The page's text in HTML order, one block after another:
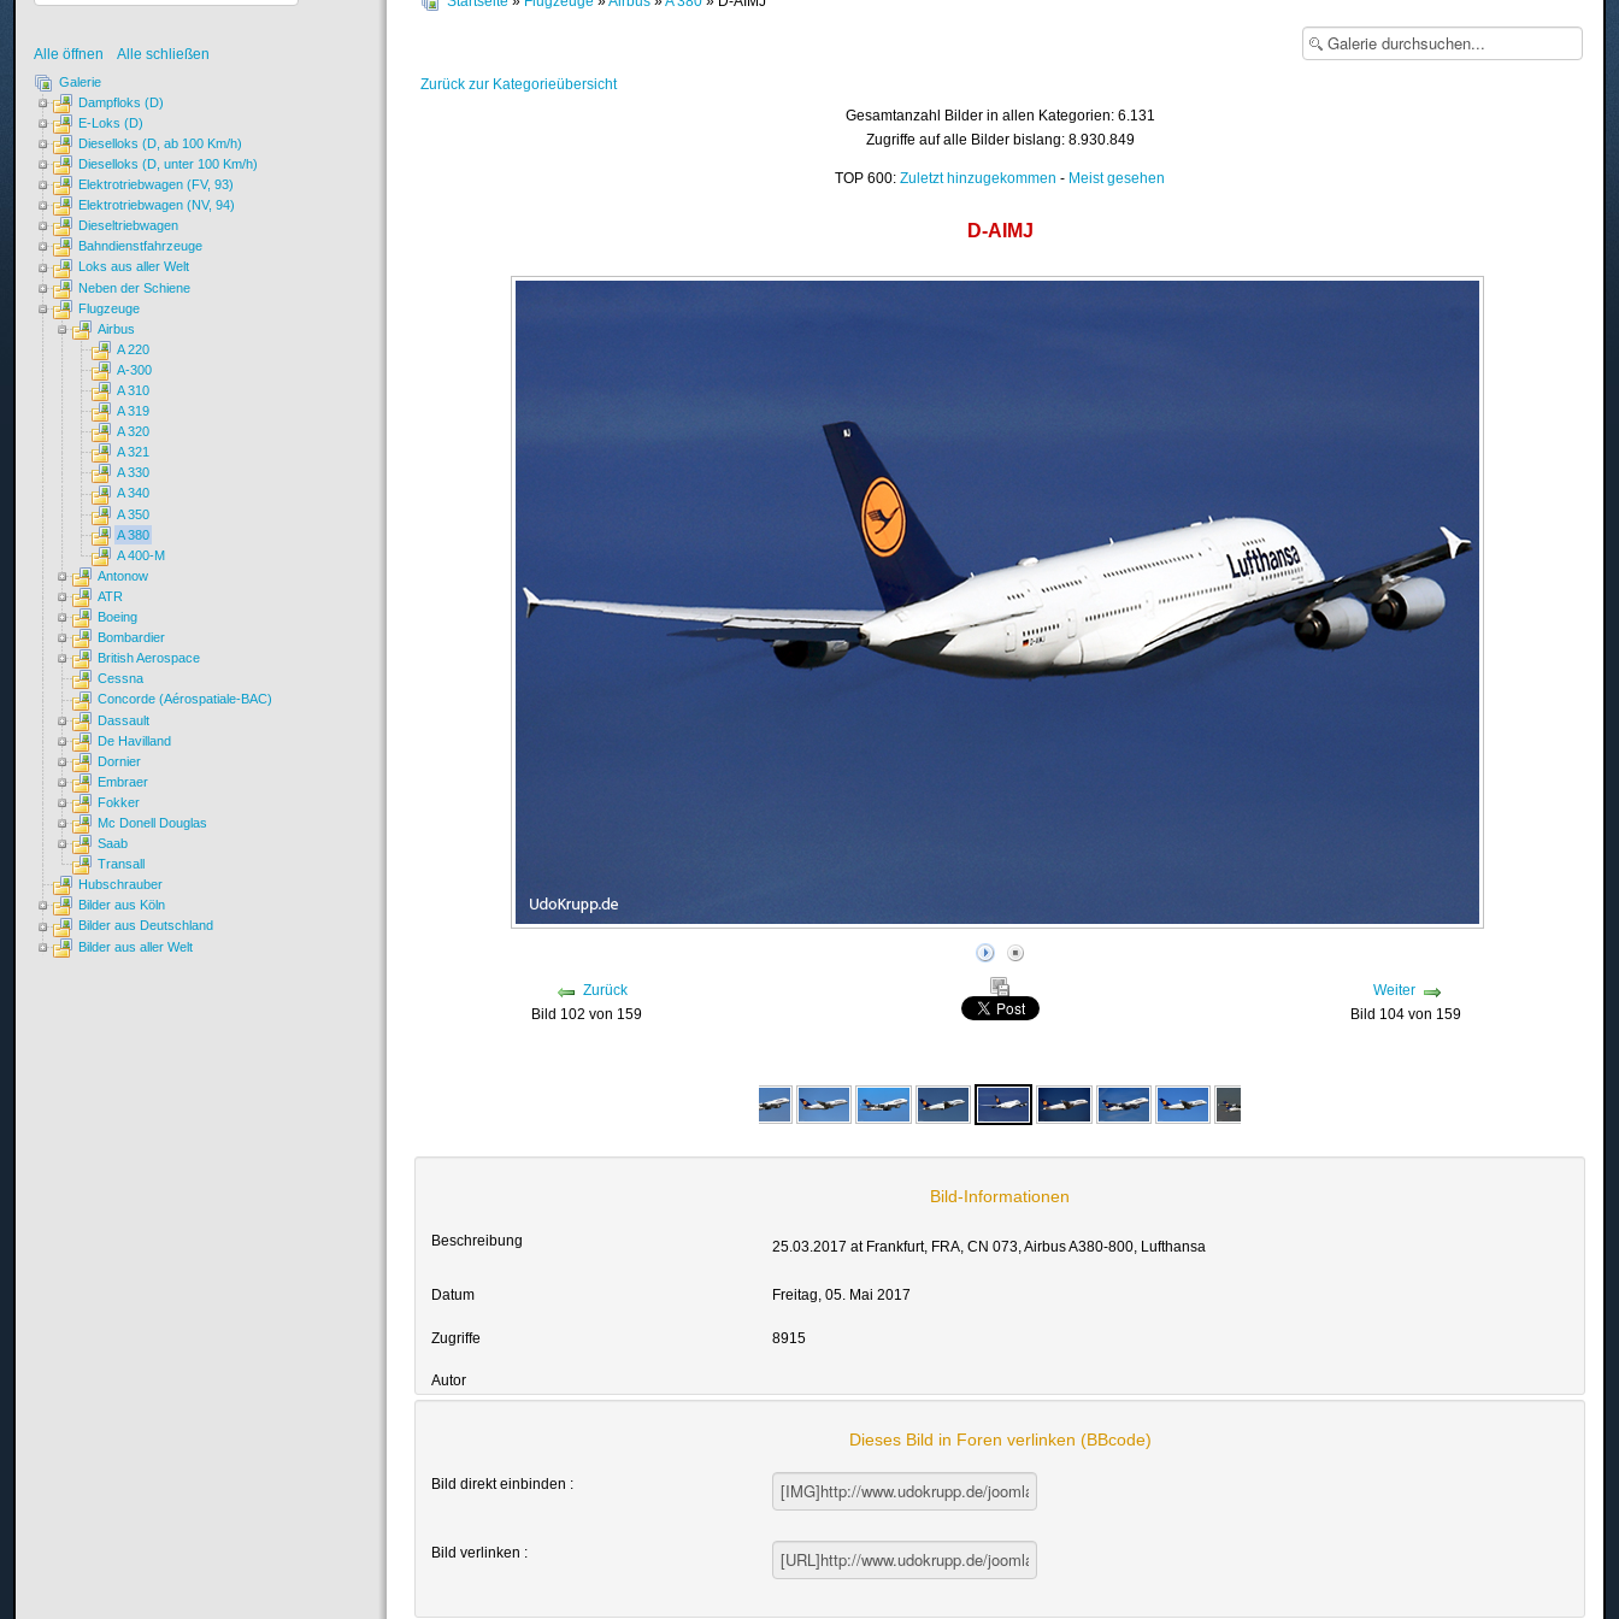
Zurück zur Kategorieübersicht
Gesamtanzahl Bilder in allen Kategorien: 6.131
Zugriffe auf alle Bilder bislang: 8.930.849
TOP 600:Zuletzt hinzugekommen - Meist gesehen
D-AIMJ
Zurück
Bild 102 von 159
Weiter
Bild 104 von 159
Bild-Informationen
Beschreibung 25.03.2017 at Frankfurt, FRA, CN 073, Airbus A380-800, Lufthansa
Datum Freitag, 05. Mai 2017
Zugriffe 8915
Autor
Dieses Bild in Foren verlinken (BBcode)
Bild direkt einbinden :
Bild verlinken :
Alle öffnen Alle schließen
Galerie
Dampfloks (D)
E-Loks (D)
Dieselloks (D, ab 100 Km/h)
Dieselloks (D, unter 100 Km/h)
Elektrotriebwagen (FV, 93)
Elektrotriebwagen (NV, 94)
Dieseltriebwagen
Bahndienstfahrzeuge
Loks aus aller Welt
Neben der Schiene
Flugzeuge
Airbus
A 220
A-300
A 310
A 319
A 320
A 321
A 330
A 340
A 350
A 380
A 400-M
Antonow
ATR
Boeing
Bombardier
British Aerospace
Cessna
Concorde (Aérospatiale-BAC)
Dassault
De Havilland
Dornier
Embraer
Fokker
Mc Donell Douglas
Saab
Transall
Hubschrauber
Bilder aus Köln
Bilder aus Deutschland
Bilder aus aller Welt